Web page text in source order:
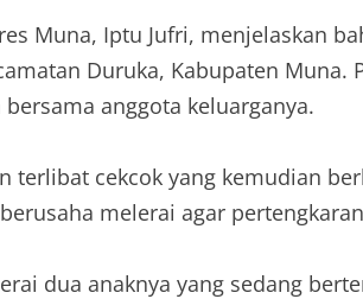
Muna, Iptu Jufri, menjelaskan
Duruka, Kabupaten Muna.
anggota keluarganya.
terlibat cekcok yang kemudian
melerai agar
dua anaknya yang sedang